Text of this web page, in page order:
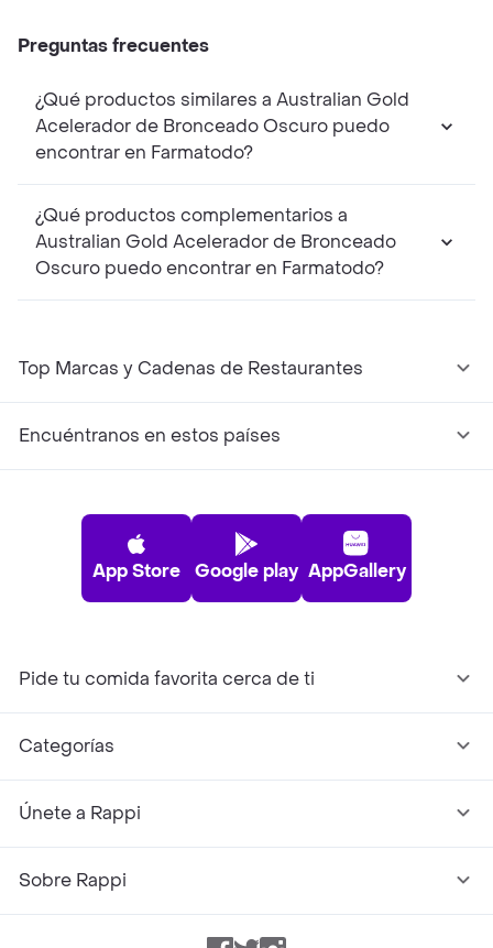
Preguntas frecuentes
¿Qué productos similares a Australian Gold
Acelerador de Bronceado Oscuro puedo
encontrar en Farmatodo?
¿Qué productos complementarios a
Australian Gold Acelerador de Bronceado
Oscuro puedo encontrar en Farmatodo?
Top Marcas y Cadenas de Restaurantes
Encuéntranos en estos países
App Store Google play AppGallery
Pide tu comida favorita cerca de ti
Categorías
Únete a Rappi
Sobre Rappi